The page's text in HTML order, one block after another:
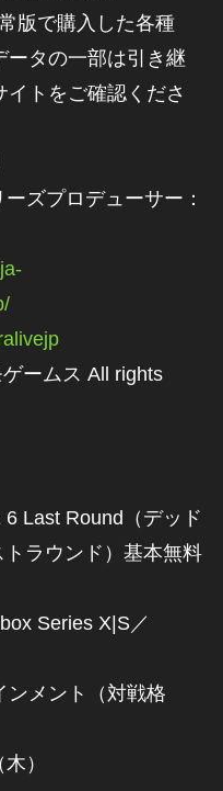
版で購入した各種
ータの一部は引き継
トをご確認くださ
ズプロデューサー：
ームス All rights
Last Round（デッド
ラウンド）基本無料
Series X|S／
ンメント（対戦格
）